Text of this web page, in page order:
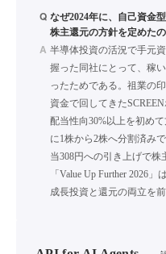
Q なぜ2024年に、自己資金
株主還元の方針を定めた
A 半導体投資の活況で手元
握った同社にとって、稼
ったためである。祖業の
資金で回してきた
配当性向30%以上を初め
に1株から2株へ分割済み
当308円への引き上げで株
「Value Up Further 2026
成長投資と還元の両立を